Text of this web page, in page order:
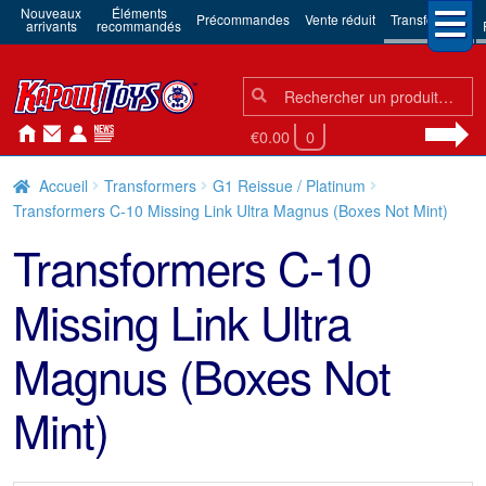
Nouveaux
arrivants
Éléments
recommandés Précommandes Vente réduit Transformers
Chercher:
Chercher
€0.00 0
Accueil Transformers
G1 Reissue / Platinum
Transformers C-10 Missing Link Ultra Magnus (Boxes Not Mint)
Transformers C-10
Missing Link Ultra
Magnus (Boxes Not
Mint)